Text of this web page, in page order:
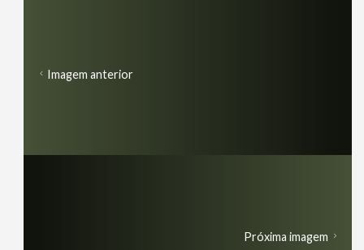
Imagem anterior
Próxima imagem